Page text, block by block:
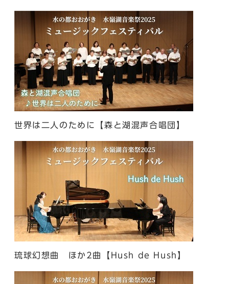
世界は二人のために【森と湖混声合唱団】
琉球幻想曲 ほか2曲【Hush de Hush】